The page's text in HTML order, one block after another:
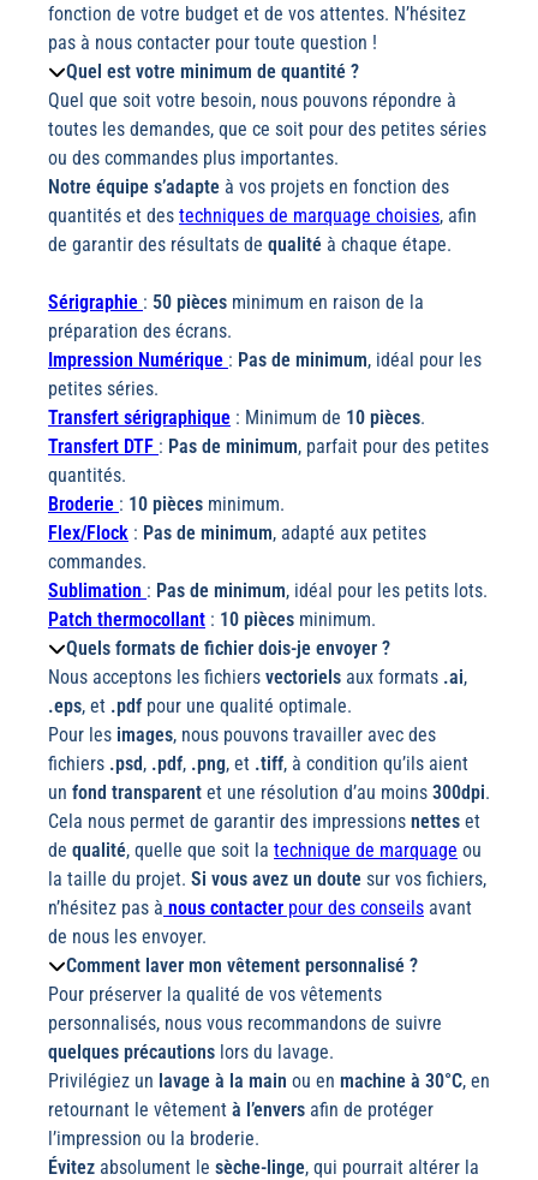
fonction de votre budget et de vos attentes. N’hésitez
pas à nous contacter pour toute question !
Quel est votre minimum de quantité ?
Quel que soit votre besoin, nous pouvons répondre à
toutes les demandes, que ce soit pour des petites séries
ou des commandes plus importantes.
Notre équipe s’adapte à vos projets en fonction des
quantités et des techniques de marquage choisies, afin
de garantir des résultats de qualité à chaque étape.
Sérigraphie : 50 pièces minimum en raison de la
préparation des écrans.
Impression Numérique : Pas de minimum, idéal pour les
petites séries.
Transfert sérigraphique : Minimum de 10 pièces.
Transfert DTF : Pas de minimum, parfait pour des petites
quantités.
Broderie : 10 pièces minimum.
Flex/Flock : Pas de minimum, adapté aux petites
commandes.
Sublimation : Pas de minimum, idéal pour les petits lots.
Patch thermocollant : 10 pièces minimum.
Quels formats de fichier dois-je envoyer ?
Nous acceptons les fichiers vectoriels aux formats .ai,
.eps, et .pdf pour une qualité optimale.
Pour les images, nous pouvons travailler avec des
fichiers .psd, .pdf, .png, et .tiff, à condition qu’ils aient
un fond transparent et une résolution d’au moins 300dpi.
Cela nous permet de garantir des impressions nettes et
de qualité, quelle que soit la technique de marquage ou
la taille du projet. Si vous avez un doute sur vos fichiers,
n’hésitez pas à nous contacter pour des conseils avant
de nous les envoyer.
Comment laver mon vêtement personnalisé ?
Pour préserver la qualité de vos vêtements
personnalisés, nous vous recommandons de suivre
quelques précautions lors du lavage.
Privilégiez un lavage à la main ou en machine à 30°C, en
retournant le vêtement à l’envers afin de protéger
l’impression ou la broderie.
Évitez absolument le sèche-linge, qui pourrait altérer la